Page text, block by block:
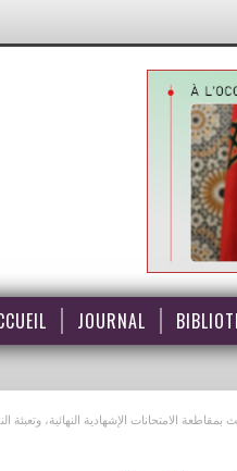
JOURNAL
بمقاطعة الامتحانات الإشهادية النهائية، وتعبئة